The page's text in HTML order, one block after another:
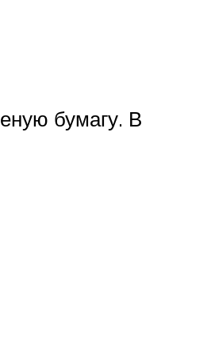
бумагу. В